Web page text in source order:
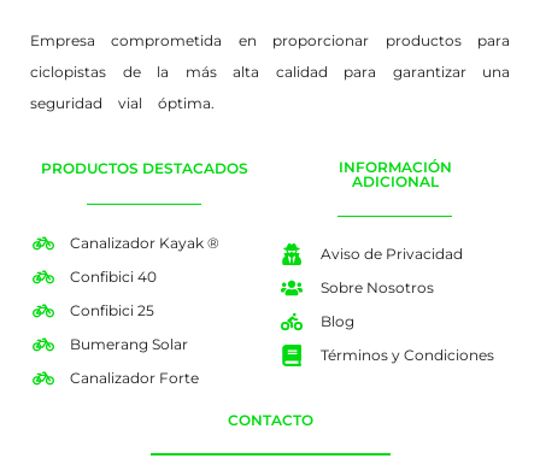
Empresa comprometida en proporcionar productos para
ciclopistas de la más alta calidad para garantizar una
seguridad vial óptima.
PRODUCTOS DESTACADOS
Canalizador Kayak ®
Confibici 40
Confibici 25
Bumerang Solar
Canalizador Forte
INFORMACIÓN
ADICIONAL
Aviso de Privacidad
Sobre Nosotros
Blog
Términos y Condiciones
CONTACTO